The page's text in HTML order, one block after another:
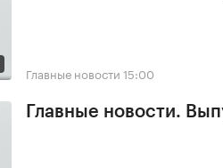
Главные новости 15:00
Главные новости.